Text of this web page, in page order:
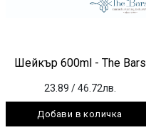
Шейкър 600ml - The Bars
23.89 / 46.72лв.
Добави в количка